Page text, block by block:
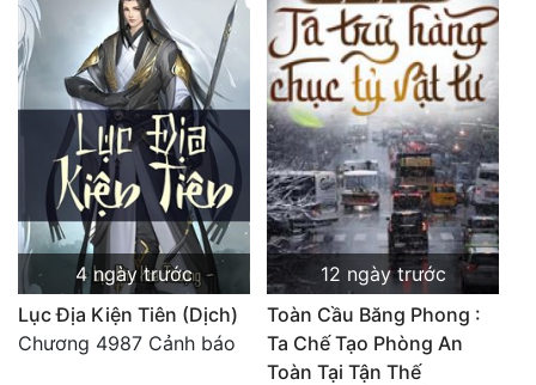
Tu Chân
Tu Tiên
Tội Phạm
Vô Địch
Võ Hiệp
Võng Du
Xuyên Không
Xuyên Nhanh
4 ngày trước
Lục Địa Kiện Tiên (Dịch)
Chương 4987 Cảnh báo
12 ngày trước
Toàn Cầu Băng Phong :
Ta Chế Tạo Phòng An
Toàn Tại Tận Thế